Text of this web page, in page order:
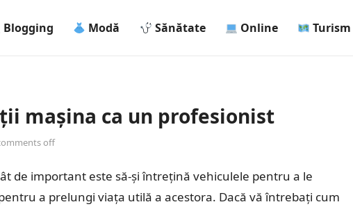
Blogging Modă Sănătate Online Turism
mașina ca un profesionist
off
de important este să-și întrețină vehiculele pentru a le
a prelungi viața utilă a acestora. Dacă vă întrebați cum